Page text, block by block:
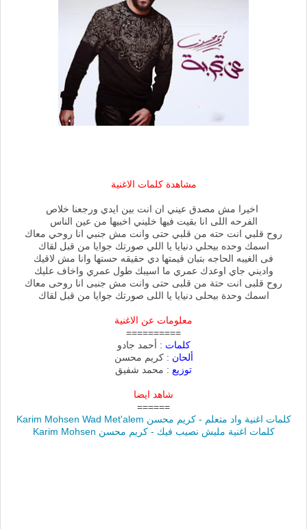
مشاهدة كلمات الاغنية
اخيرا مش مصدق عيني ان انت بين ايدي ورجعنا خلاص
الفرحه اللى انا بقيت فيها خليني اخبيها من عين الناس
روح قلبي انت حته من قلبي حتى وانت مش جنبي انا روحي معاك
اسمك وحده بيحلي دنيايا يا اللي صورتك جوايا من قبل لقاك
فى الغيبه الحاجه بتبان قيمتها دي حقيقه حستها وانا مش لاقيك
واديني جاي اوعدك عمري ما اسيبك طول عمري واخاف عليك
روح قلبى انت حتة من قلبى حتى وانت مش جنبى انا روحى معاك
اسمك وحدة بيحلى دنيايا يا اللى صورتك جوايا من قبل لقاك
معلومات عن الاغنية
==========
كلمات : أحمد جادو
ألحان : كريم محسن
توزيع : محمد شفيق
شاهد ايضا
======
كلمات اغنية واد متعلم - كريم محسن Karim Mohsen Wad Met'alem
كلمات اغنية مليش نصيب فيك - كريم محسن Karim Mohsen